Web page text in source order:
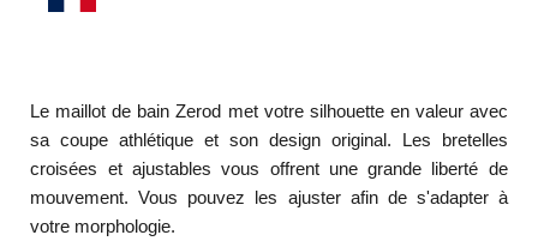
Le maillot de bain Zerod met votre silhouette en valeur avec
sa coupe athlétique et son design original. Les bretelles
croisées et ajustables vous offrent une grande liberté de
mouvement. Vous pouvez les ajuster afin de s'adapter à
votre morphologie.